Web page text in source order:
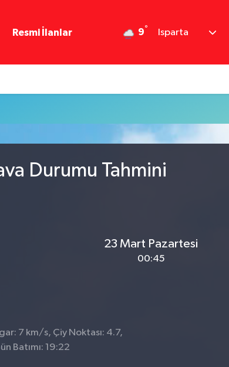
Resmi İlanlar 9° Isparta
Durumu Tahmini
23 Mart Pazartesi
00:45
7 km/s, Çiy Noktası: 4.7,
Batımı: 19:22